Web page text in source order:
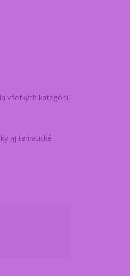
všetkých kategórií.
aj tematické